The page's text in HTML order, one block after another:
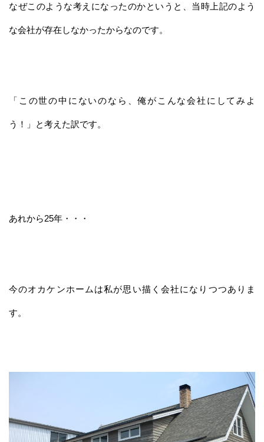
なぜこのような考えになったのかというと、当時上記のよう
な会社が存在しなかったからなのです。
「この世の中にないのなら、俺がこんな会社にしてみよ
う！」と考えた訳です。
あれから25年・・・
今のオカケンホームは私が思い描く会社になりつつありま
す。